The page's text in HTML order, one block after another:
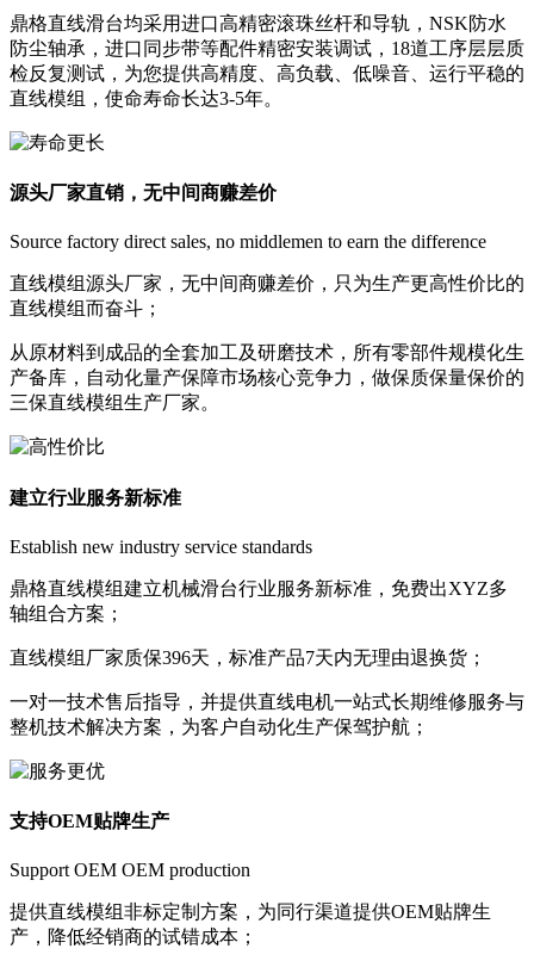
鼎格直线滑台均采用进口高精密滚珠丝杆和导轨，NSK防水
防尘轴承，进口同步带等配件精密安装调试，18道工序层层质
检反复测试，为您提供高精度、高负载、低噪音、运行平稳的
直线模组，使命寿命长达3-5年。
源头厂家直销，无中间商赚差价
Source factory direct sales, no middlemen to earn the difference
直线模组源头厂家，无中间商赚差价，只为生产更高性价比的
直线模组而奋斗；
从原材料到成品的全套加工及研磨技术，所有零部件规模化生
产备库，自动化量产保障市场核心竞争力，做保质保量保价的
三保直线模组生产厂家。
建立行业服务新标准
Establish new industry service standards
鼎格直线模组建立机械滑台行业服务新标准，免费出XYZ多
轴组合方案；
直线模组厂家质保396天，标准产品7天内无理由退换货；
一对一技术售后指导，并提供直线电机一站式长期维修服务与
整机技术解决方案，为客户自动化生产保驾护航；
支持OEM贴牌生产
Support OEM OEM production
提供直线模组非标定制方案，为同行渠道提供OEM贴牌生
产，降低经销商的试错成本；